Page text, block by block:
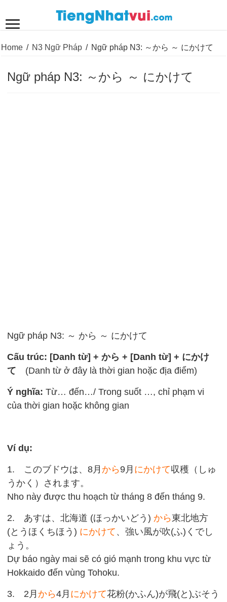
Home / N3 Ngữ Pháp / Ngữ pháp N3: ～から ～ にかけて
Ngữ pháp N3: ～から ～ にかけて
Ngữ pháp N3: ～ から ～ にかけて
Cấu trúc: [Danh từ] + から + [Danh từ] + にかけ
て (Danh từ ở đây là thời gian hoặc địa điểm)
Ý nghĩa: Từ… đến…/ Trong suốt …, chỉ phạm vi
của thời gian hoặc không gian
Ví dụ:
1. このブドウは、8月から9月 にかけて収穫（しゅ
うかく）されます。
Nho này được thu hoạch từ tháng 8 đến tháng 9.
2. あすは、北海道 (ほっかいどう)から東北地方
(とうほくちほう) にかけて 、強い風が吹(ふ)くでし
ょう。
Dự báo ngày mai sẽ có gió mạnh trong khu vực từ
Hokkaido đến vùng Tohoku.
3. 2月から4月 にかけて花粉(かふん)が飛(と)ぶそう